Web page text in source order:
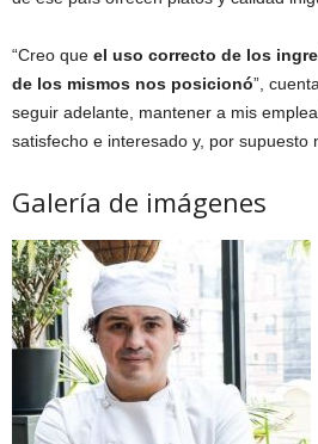
“Creo que el uso correcto de los
de los mismos nos posicionó”,
seguir adelante, mantener a mis
satisfecho e interesado y, por supuesto
Galería de imágenes